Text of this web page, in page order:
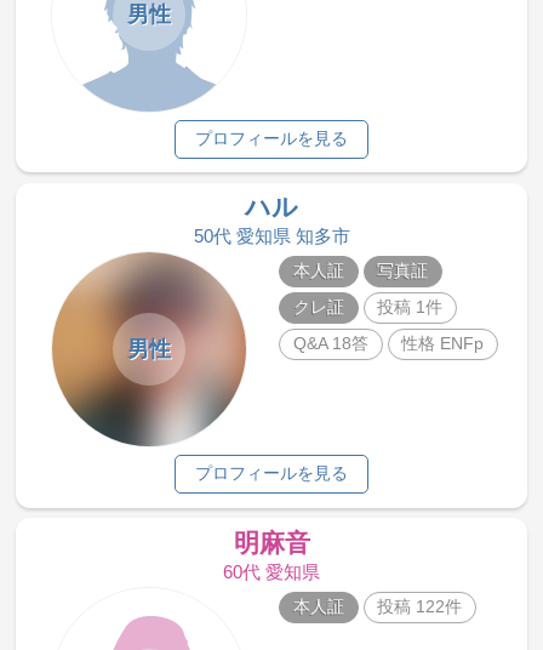
男性
プロフィールを見る
ハル
50代 愛知県 知多市
男性
本人証
写真証
クレ証
投稿 1件
Q&A 18答
性格 ENFp
プロフィールを見る
明麻音
60代 愛知県
本人証 投稿 122件